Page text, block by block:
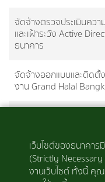
จัดจ้างตรวจประเมินคว
และเฝ้าระวัง Active
ธนาคาร
จัดจ้างออกแบบและติดตั้
งาน Grand Halal
1 2 3
เว็บไซต์ของธนาคาร
(Strictly
งานเว็บไซต์ ทั้งนี้ คุ